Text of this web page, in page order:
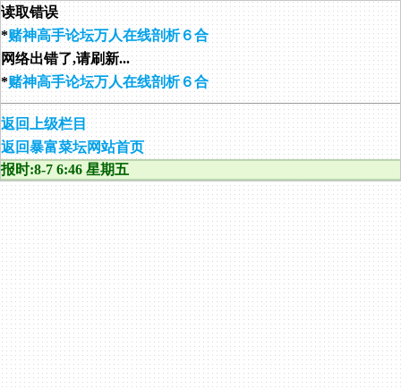
读取错误
*赌神高手论坛万人在线剖析６合
网络出错了,请刷新...
*赌神高手论坛万人在线剖析６合
返回上级栏目
返回暴富菜坛网站首页
报时:8-7 6:46 星期五